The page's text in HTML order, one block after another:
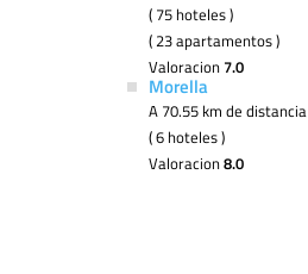
( 75 hoteles )
( 23 apartamentos )
Valoracion 7.0
Morella
A 70.55 km de distancia
( 6 hoteles )
Valoracion8.0